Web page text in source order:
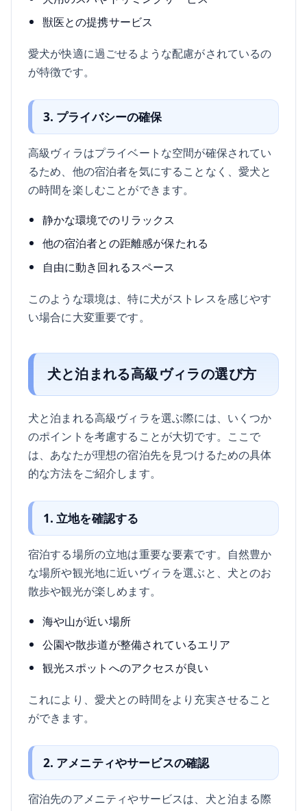
獣医との提携サービス
愛犬が快適に過ごせるような配慮がされているの
が特徴です。
3. プライバシーの確保
高級ヴィラはプライベートな空間が確保されてい
るため、他の宿泊者を気にすることなく、愛犬と
の時間を楽しむことができます。
静かな環境でのリラックス
他の宿泊者との距離感が保たれる
自由に動き回れるスペース
このような環境は、特に犬がストレスを感じやす
い場合に大変重要です。
犬と泊まれる高級ヴィラの選び方
犬と泊まれる高級ヴィラを選ぶ際には、いくつか
のポイントを考慮することが大切です。ここで
は、あなたが理想の宿泊先を見つけるための具体
的な方法をご紹介します。
1. 立地を確認する
宿泊する場所の立地は重要な要素です。自然豊か
な場所や観光地に近いヴィラを選ぶと、犬とのお
散歩や観光が楽しめます。
海や山が近い場所
公園や散歩道が整備されているエリア
観光スポットへのアクセスが良い
これにより、愛犬との時間をより充実させること
ができます。
2. アメニティやサービスの確認
宿泊先のアメニティやサービスは、犬と泊まる際